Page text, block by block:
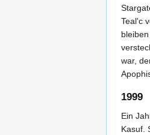
Teal'c
war,
1999
Ein
Kasuf.